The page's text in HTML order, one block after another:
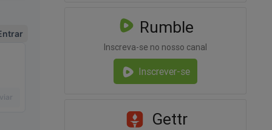
Rumble
Inscreva-se no nosso canal
Inscrever-se
Gettr